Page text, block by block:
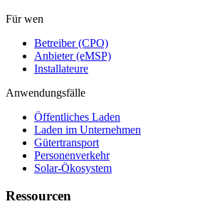
Für wen
Betreiber (CPO)
Anbieter (eMSP)
Installateure
Anwendungsfälle
Öffentliches Laden
Laden im Unternehmen
Gütertransport
Personenverkehr
Solar-Ökosystem
Ressourcen